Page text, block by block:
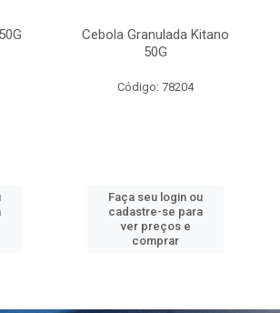
Cebola Granulada Kitano
50G
Código: 78204
Faça seu login ou
cadastre-se para
ver preços e
comprar